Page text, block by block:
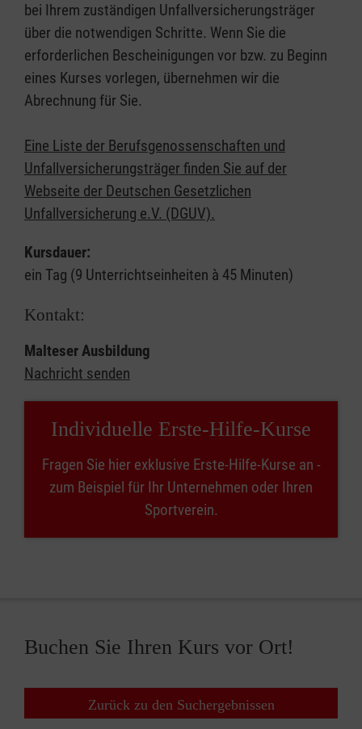
bei Ihrem zuständigen Unfallversicherungsträger
über die notwendigen Schritte. Wenn Sie die
erforderlichen Bescheinigungen vor bzw. zu Beginn
eines Kurses vorlegen, übernehmen wir die
Abrechnung für Sie.
Eine Liste der Berufsgenossenschaften und
Unfallversicherungsträger finden Sie auf der
Webseite der Deutschen Gesetzlichen
Unfallversicherung e.V. (DGUV).
Kursdauer:
ein Tag (9 Unterrichtseinheiten à 45 Minuten)
Kontakt:
Malteser Ausbildung
Nachricht senden
Individuelle Erste-Hilfe-Kurse
Fragen Sie hier exklusive Erste-Hilfe-Kurse an -
zum Beispiel für Ihr Unternehmen oder Ihren
Sportverein.
Buchen Sie Ihren Kurs vor Ort!
Zurück zu den Suchergebnissen